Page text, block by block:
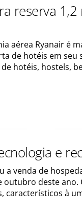
reserva
aérea Ryanair é
de hotéis em seu
hotéis, hostels,
e
a venda de
deste ano.
característicos à